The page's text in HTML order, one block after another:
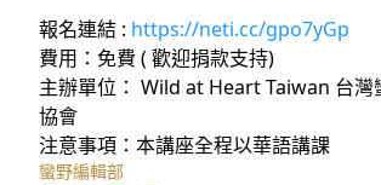
報名連結 : https://neti.cc/gpo7yGp
費用：免費 ( 歡迎捐款支持)
主辦單位： Wild at Heart Taiwan 台灣
協會
注意事項：本講座全程以華語講課
蠻野編輯部